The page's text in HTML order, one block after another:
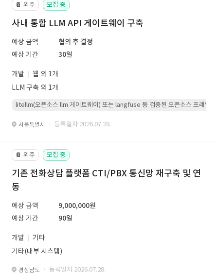
📔 외주 모집 중
사내 통합 LLM API 게이트웨이 구축
예상 금액
협의 후 결정
예상 기간
30일
개발
웹 외 1개
LLM 구축 외 1개
litellm(오픈소스 llm 게이트웨이) 또는 langfuse 등 검증된 오픈소스 프레임워
서울특별시 · 등록일자 2026.07.28.
📔 외주 모집 중
기존 전화상담 플랫폼 CTI/PBX 통신망 재구축 및 연
동
예상 금액
9,000,000원
예상 기간
90일
개발
기타
기타(내부 시스템)
경상남도 · 등록일자 2026.07.28.